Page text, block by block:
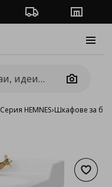
Проследяване на
Camera
Серия HEMNES›Шкафове за